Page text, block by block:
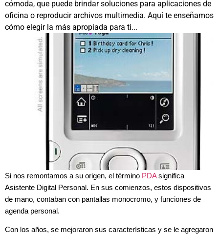
cómoda, que puede brindar soluciones para aplicaciones de
oficina o reproducir archivos multimedia. Aquí te enseñamos
cómo elegir la más apropiada para ti...
Si nos remontamos a su origen, el término PDAsignifica
Asistente Digital Personal. En sus comienzos, estos dispositivos
de mano, contaban con pantallas monocromo, y funciones de
agenda personal.
Con los años, se mejoraron sus características y se le agregaron